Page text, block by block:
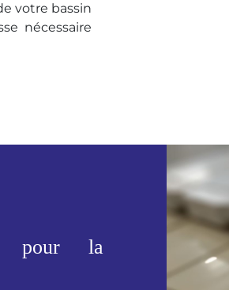
votre bassin
nécessaire
pour la